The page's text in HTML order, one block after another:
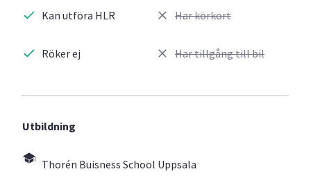
Kan utföra HLR
Röker ej
Har körkort
Har tillgång till bil
Utbildning
Thorén Buisness School Uppsala